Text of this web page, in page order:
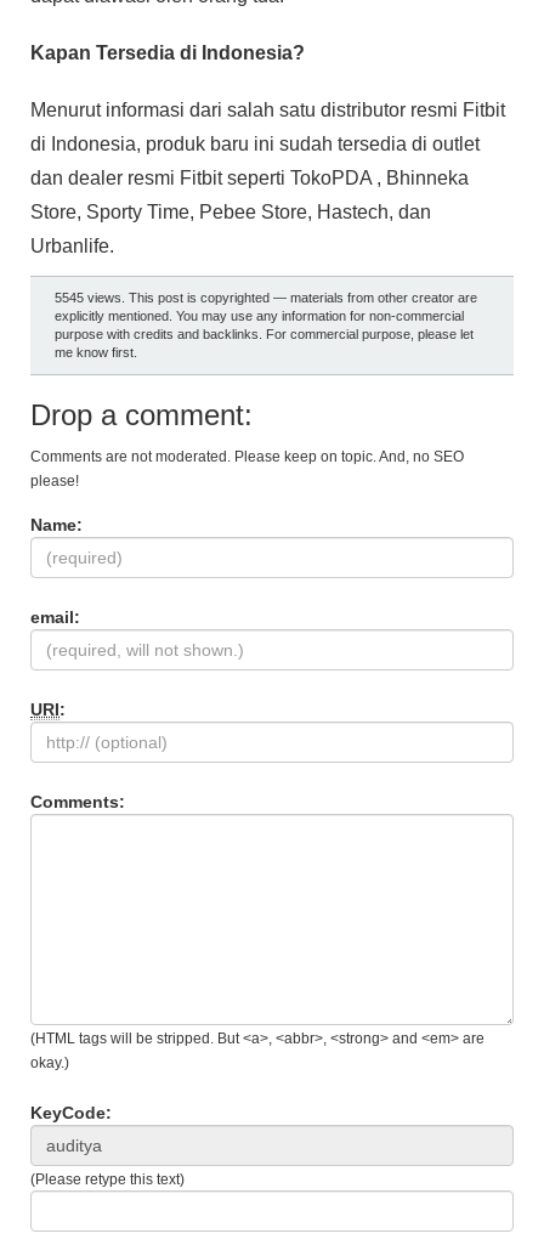
Kapan Tersedia di Indonesia?
Menurut informasi dari salah satu distributor resmi Fitbit
di Indonesia, produk baru ini sudah tersedia di outlet
dan dealer resmi Fitbit seperti TokoPDA , Bhinneka
Store, Sporty Time, Pebee Store, Hastech, dan
Urbanlife.
5545 views. This post is copyrighted — materials from other creator are
explicitly mentioned. You may use any information for non-commercial
purpose with credits and backlinks. For commercial purpose, please let
me know first.
Drop a comment:
Comments are not moderated. Please keep on topic. And, no SEO
please!
Name:
email:
URI:
Comments:
(HTML tags will be stripped. But <a>, <abbr>, <strong> and <em> are
okay.)
KeyCode:
(Please retype this text)